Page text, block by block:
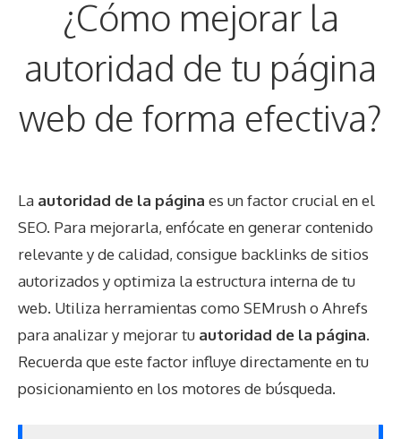
¿Cómo mejorar la
autoridad de tu página
web de forma efectiva?
La autoridad de la página es un factor crucial en el
SEO. Para mejorarla, enfócate en generar contenido
relevante y de calidad, consigue backlinks de sitios
autorizados y optimiza la estructura interna de tu
web. Utiliza herramientas como SEMrush o Ahrefs
para analizar y mejorar tu autoridad de la página.
Recuerda que este factor influye directamente en tu
posicionamiento en los motores de búsqueda.